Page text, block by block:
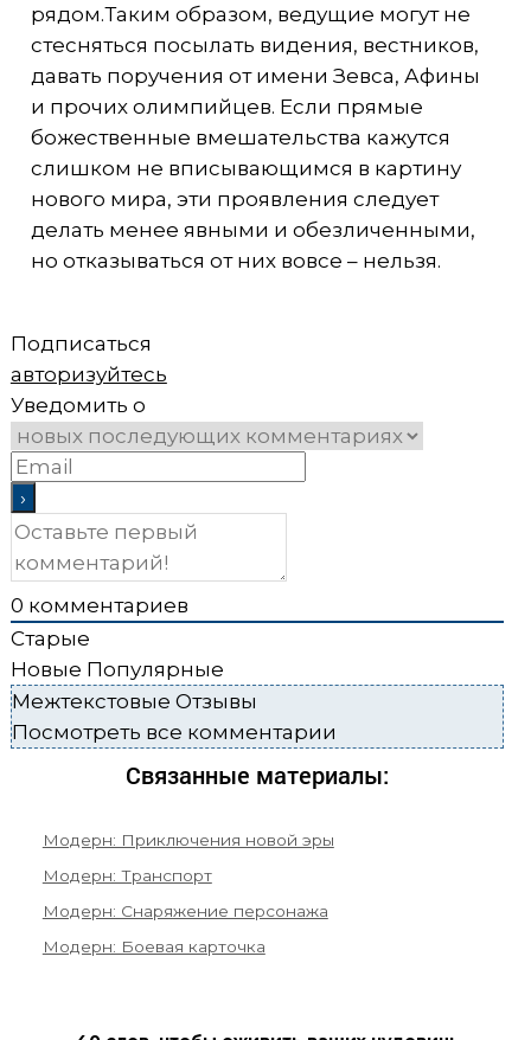
рядом.Таким образом, ведущие могут не
стесняться посылать видения, вестников,
давать поручения от имени Зевса, Афины
и прочих олимпийцев. Если прямые
божественные вмешательства кажутся
слишком не вписывающимся в картину
нового мира, эти проявления следует
делать менее явными и обезличенными,
но отказываться от них вовсе – нельзя.
Подписаться
авторизуйтесь
Уведомить о
0 комментариев
Старые
Новые Популярные
Межтекстовые Отзывы
Посмотреть все комментарии
Связанные материалы:
Модерн: Приключения новой эры
Модерн: Транспорт
Модерн: Снаряжение персонажа
Модерн: Боевая карточка